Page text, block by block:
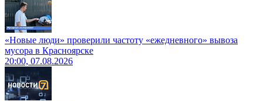
«Новые люди» проверили частоту «ежедневного» вывоза
мусора в Красноярске
20:00, 07.08.2026